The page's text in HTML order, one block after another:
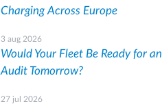
Charging Across Europe
3 aug 2026
Would Your Fleet Be Ready for an
Audit Tomorrow?
27 jul 2026